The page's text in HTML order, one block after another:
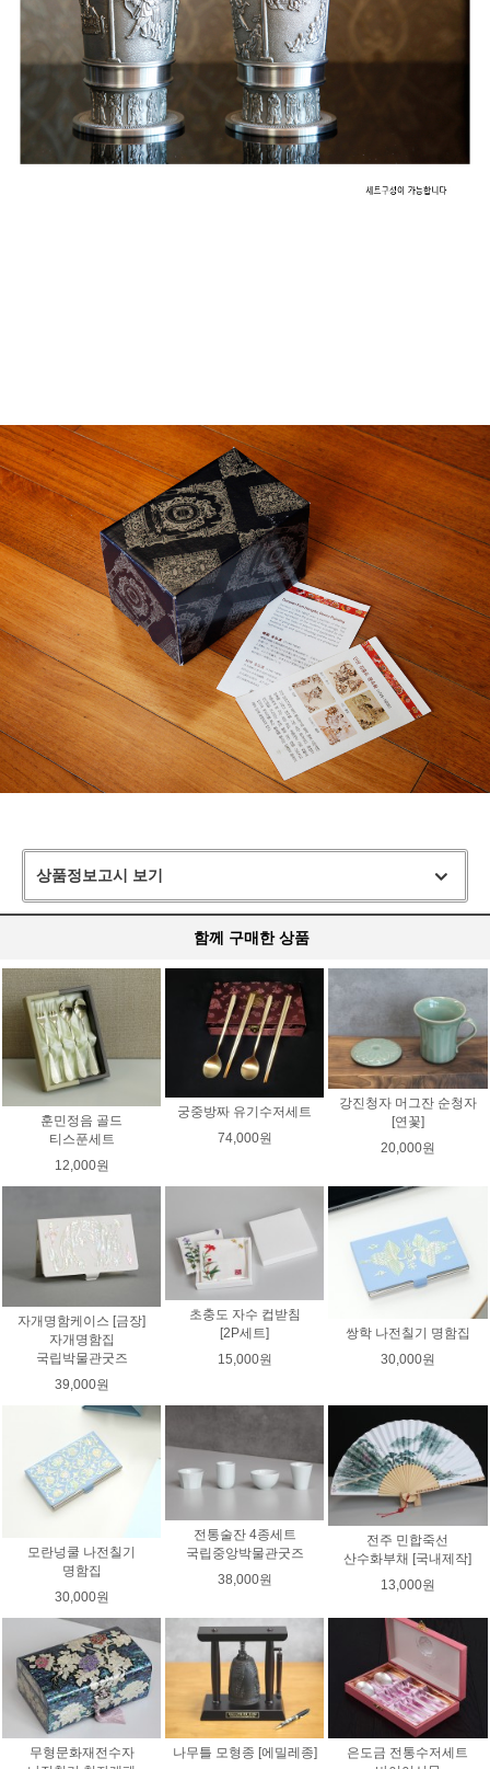
상품정보고시 보기
함께 구매한 상품
훈민정음 골드
티스푼세트
12,000원
궁중방짜 유기수저세트
74,000원
강진청자 머그잔 순청자
[연꽃]
20,000원
자개명함케이스 [금장]
자개명함집
국립박물관굿즈
39,000원
초충도 자수 컵받침
[2P세트]
15,000원
쌍학 나전칠기 명함집
30,000원
모란넝쿨 나전칠기
명함집
30,000원
전통술잔 4종세트
국립중앙박물관굿즈
38,000원
전주 민합죽선
산수화부채 [국내제작]
13,000원
무형문화재전수자
나무틀 모형종 [에밀레종]
은도금 전통수저세트